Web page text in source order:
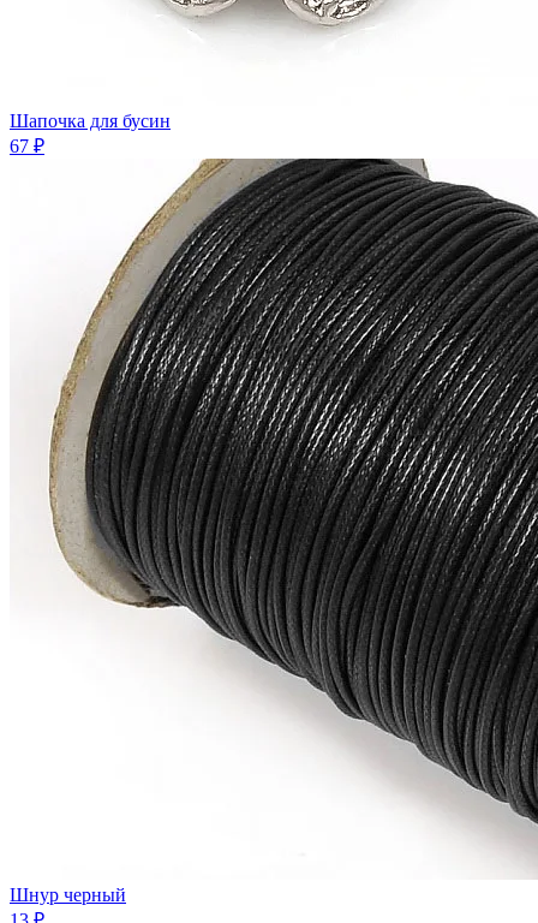
Шaпочка для бусин
67 ₽
Шнур черный